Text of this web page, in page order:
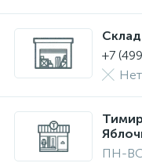
+7
ПН-ВС